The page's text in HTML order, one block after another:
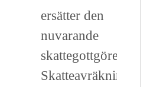
ersätter den
nuvarande
skattegottgörelsen.
Skatteavräkningen